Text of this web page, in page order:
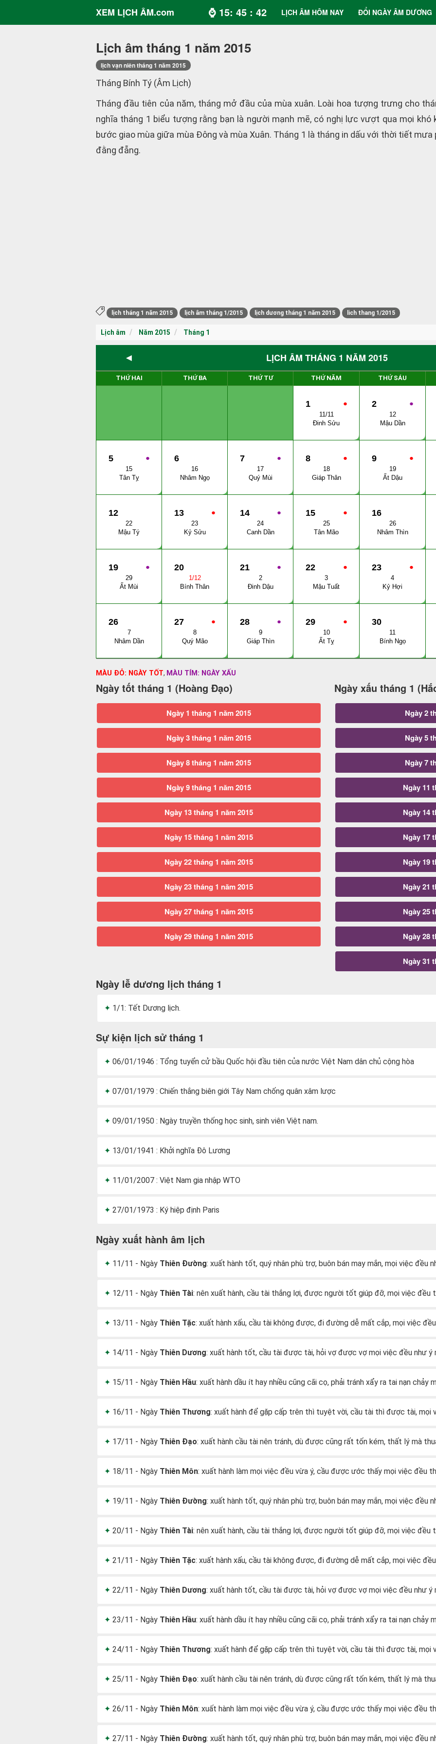
XEM LỊCH ÂM.com ⌚ 15: 45 : 43 LỊCH ÂM HÔM NAY ĐỔI NGÀY ÂM DƯƠNG
Lịch âm tháng 1 năm 2015
lịch vạn niên tháng 1 năm 2015
Tháng Bính Tý (Âm Lịch)
Tháng đầu tiên của năm, tháng mở đầu của mùa xuân. Loài hoa tượng trưng cho
nghĩa tháng 1 biểu tượng rằng bạn là người mạnh mẽ, có nghị lực vượt qua mọi khó
bước giao mùa giữa mùa Đông và mùa Xuân. Tháng 1 là tháng in dấu với thời tiết
đằng đẵng.
lịch tháng 1 năm 2015 lịch âm tháng 1/2015 lịch dương tháng 1 năm 2015 lich thang 1/2015
Lịch âm Năm 2015 Tháng 1
◄ LỊCH ÂM THÁNG 1 NĂM 2015
THỨ HAI THỨ BA THỨ TƯ THỨ NĂM THỨ SÁU
●
1
11/11
Đinh Sửu
●
2
12
Mậu Dần
●
5
15
Tân Tỵ
6
16
Nhâm Ngọ
●
7
17
Quý Mùi
●
8
18
Giáp Thân
●
9
19
Ất Dậu
12
22
Mậu Tý
●
13
23
Kỷ Sửu
●
14
24
Canh Dần
●
15
25
Tân Mão
16
26
Nhâm Thìn
●
19
29
Ất Mùi
20
1/12
Bính Thân
●
21
2
Đinh Dậu
●
22
3
Mậu Tuất
●
23
4
Kỷ Hợi
26
7
Nhâm Dần
●
27
8
Quý Mão
●
28
9
Giáp Thìn
●
29
10
Ất Tỵ
30
11
Bính Ngọ
MÀU ĐỎ: NGÀY TỐT, MÀU TÍM: NGÀY XẤU
Ngày tốt tháng 1 (Hoàng Đạo)
Ngày 1 tháng 1 năm 2015
Ngày 3 tháng 1 năm 2015
Ngày 8 tháng 1 năm 2015
Ngày 9 tháng 1 năm 2015
Ngày 13 tháng 1 năm 2015
Ngày 15 tháng 1 năm 2015
Ngày 22 tháng 1 năm 2015
Ngày 23 tháng 1 năm 2015
Ngày 27 tháng 1 năm 2015
Ngày 29 tháng 1 năm 2015
Ngày xấu tháng 1
Ngày 2
Ngày 5
Ngày 7
Ngày 11
Ngày 14
Ngày 17
Ngày 19
Ngày 21
Ngày 25
Ngày 28
Ngày 31
Ngày lễ dương lịch tháng 1
1/1: Tết Dương lịch.
Sự kiện lịch sử tháng 1
06/01/1946 : Tổng tuyển cử bầu Quốc hội đầu tiên của nước Việt Nam dân chủ cộng hòa
07/01/1979 : Chiến thắng biên giới Tây Nam chống quân xâm lược
09/01/1950 : Ngày truyền thống học sinh, sinh viên Việt nam.
13/01/1941 : Khởi nghĩa Đô Lương
11/01/2007 : Việt Nam gia nhập WTO
27/01/1973 : Ký hiệp định Paris
Ngày xuất hành âm lịch
11/11 - Ngày Thiên Đường: xuất hành tốt, quý nhân phù trợ, buôn bán may mắn, mọi việc đều
12/11 - Ngày Thiên Tài: nên xuất hành, cầu tài thắng lợi, được người tốt giúp đỡ, mọi việc đều
13/11 - Ngày Thiên Tặc: xuất hành xấu, cầu tài không được, đi đường dễ mất cắp, mọi việc
14/11 - Ngày Thiên Dương: xuất hành tốt, cầu tài được tài, hỏi vợ được vợ mọi việc đều như ý
15/11 - Ngày Thiên Hầu: xuất hành dầu ít hay nhiều cũng cãi cọ, phải tránh xẩy ra tai nạn chảy
16/11 - Ngày Thiên Thương: xuất hành để gặp cấp trên thì tuyệt vời, cầu tài thì được tài, mọi
17/11 - Ngày Thiên Đạo: xuất hành cầu tài nên tránh, dù được cũng rất tốn kém, thất lý mà
18/11 - Ngày Thiên Môn: xuất hành làm mọi việc đều vừa ý, cầu được ước thấy mọi việc đều
19/11 - Ngày Thiên Đường: xuất hành tốt, quý nhân phù trợ, buôn bán may mắn, mọi việc đều
20/11 - Ngày Thiên Tài: nên xuất hành, cầu tài thắng lợi, được người tốt giúp đỡ, mọi việc đều
21/11 - Ngày Thiên Tặc: xuất hành xấu, cầu tài không được, đi đường dễ mất cắp, mọi việc
22/11 - Ngày Thiên Dương: xuất hành tốt, cầu tài được tài, hỏi vợ được vợ mọi việc đều như ý
23/11 - Ngày Thiên Hầu: xuất hành dầu ít hay nhiều cũng cãi cọ, phải tránh xẩy ra tai nạn chảy
24/11 - Ngày Thiên Thương: xuất hành để gặp cấp trên thì tuyệt vời, cầu tài thì được tài, mọi
25/11 - Ngày Thiên Đạo: xuất hành cầu tài nên tránh, dù được cũng rất tốn kém, thất lý mà
26/11 - Ngày Thiên Môn: xuất hành làm mọi việc đều vừa ý, cầu được ước thấy mọi việc đều
27/11 - Ngày Thiên Đường: xuất hành tốt, quý nhân phù trợ, buôn bán may mắn, mọi việc đều